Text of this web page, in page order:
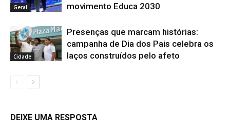
Geral
movimento Educa 2030
Cidade
Presenças que marcam histórias:
campanha de Dia dos Pais celebra os
laços construídos pelo afeto
DEIXE UMA RESPOSTA